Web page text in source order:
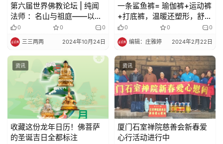
寺
院
巡
纪
录
第六届世界佛教论坛 | 纯闻
法师 ：名山与祖庭——以江
西云居山真如禅寺的“守正创
新”思想为例
0 0 0
三三两两 2024年10月24日
一条鲨鱼裤= 瑜伽裤+运动裤
+打底裤，温暖还塑形，舒适
不紧绷
0 0 0
编辑：庄雅婷 2024年2月22日
资讯
收藏这份龙年日历！佛菩萨
的圣诞吉日全都标注
资讯
厦门石室禅院慈善会新春爱
心行活动进行中